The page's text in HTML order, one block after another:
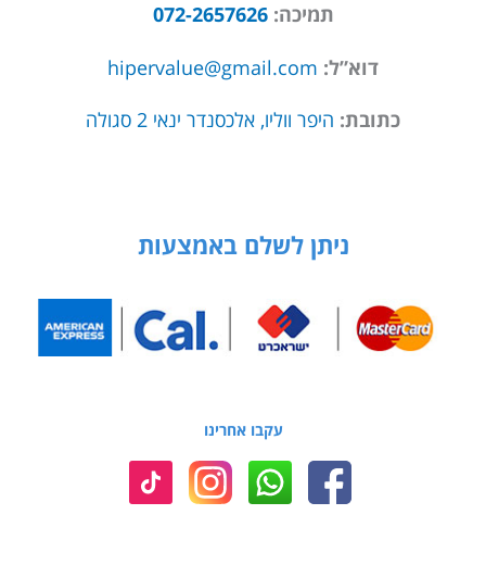
תמיכה:072-2657626
דוא”ל: hipervalue@gmail.com
כתובת: היפר ווליו, אלכסנדר ינאי 2 סגולה
ניתן לשלם באמצעות
עקבו אחרינו